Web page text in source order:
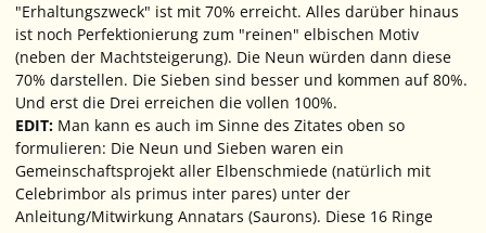
"Erhaltungszweck" ist mit 70% erreicht. Alles darüber hinaus
ist noch Perfektionierung zum "reinen" elbischen Motiv
(neben der Machtsteigerung). Die Neun würden dann diese
70% darstellen. Die Sieben sind besser und kommen auf 80%.
Und erst die Drei erreichen die vollen 100%.
EDIT: Man kann es auch im Sinne des Zitates oben so
formulieren: Die Neun und Sieben waren ein
Gemeinschaftsprojekt aller Elbenschmiede (natürlich mit
Celebrimbor als primus inter pares) unter der
Anleitung/Mitwirkung Annatars (Saurons). Diese 16 Ringe